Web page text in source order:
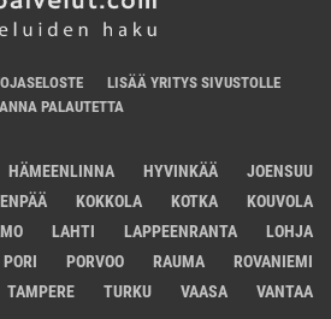
LISÄÄ YRITYS SIVUSTOLLE
ANNA PALAUTETTA
HÄMEENLINNA HYVINKÄÄ
JOENSUU
KOKKOLA KOTKA
KOUVOLA
LAHTI LAPPEENRANTA
LOHJA
PORI PORVOO RAUMA
ROVANIEMI
TAMPERE TURKU VAASA VANTAA